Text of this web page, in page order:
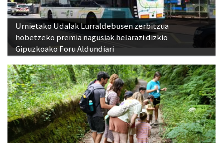
Urnietako Udalak Lurraldebusen zerbitzua
hobetzeko premia nagusiak helarazi dizkio
Gipuzkoako Foru Aldundiari